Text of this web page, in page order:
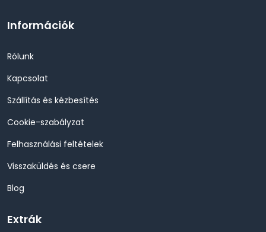
Információk
Rólunk
Kapcsolat
Szállítás és kézbesítés
Cookie-szabályzat
Felhasználási feltételek
Visszaküldés és csere
Blog
Extrák